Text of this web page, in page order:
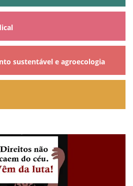
sustentável e agroecologia